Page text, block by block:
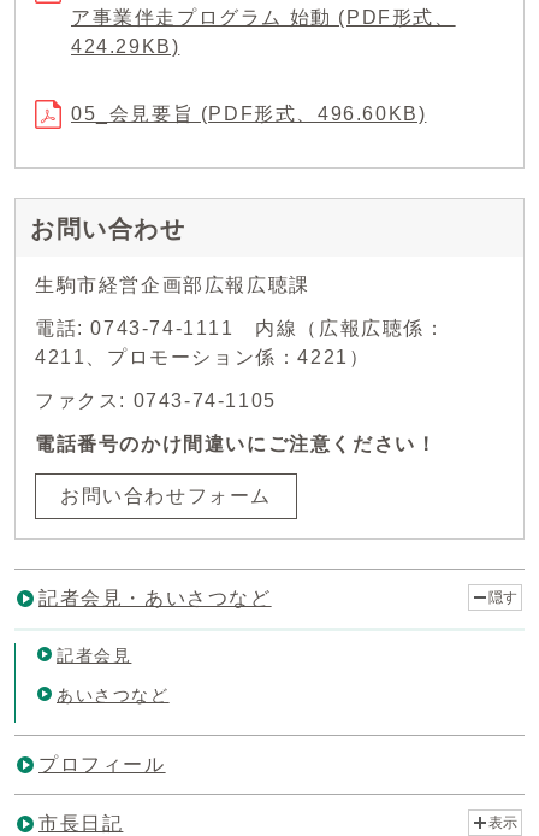
ア事業伴走プログラム 始動 (PDF形式、
424.29KB)
05_会見要旨 (PDF形式、496.60KB)
お問い合わせ
生駒市経営企画部広報広聴課
電話: 0743-74-1111 内線（広報広聴係：
4211、プロモーション係：4221）
ファクス: 0743-74-1105
電話番号のかけ間違いにご注意ください！
お問い合わせフォーム
記者会見・あいさつなど 隠す
記者会見
あいさつなど
プロフィール
市長日記 表示